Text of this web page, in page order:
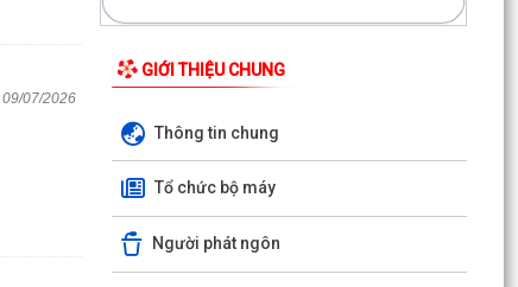
09/07/2026
GIỚI THIỆU CHUNG
Thông tin chung
Tổ chức bộ máy
Người phát ngôn